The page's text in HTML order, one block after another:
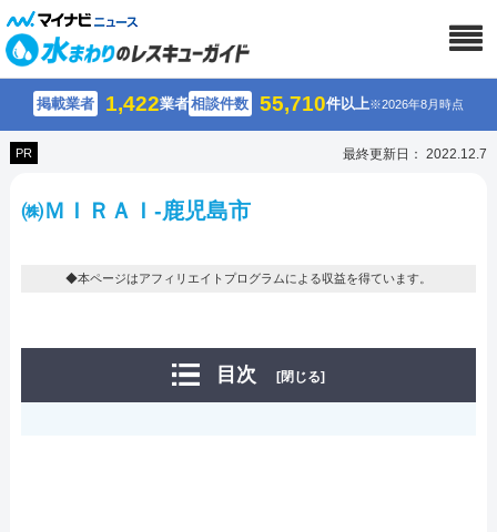
掲載業者 1,422業者相談件数 55,710件以上※2026年8月時点
PR 最終更新日： 2022.12.7
㈱ＭＩＲＡＩ-鹿児島市
◆本ページはアフィリエイトプログラムによる収益を得ています。
目次 [閉じる]